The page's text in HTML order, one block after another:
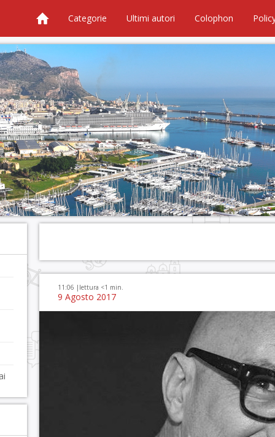
Categorie Ultimi autori Colophon
11:06 | lettura <1 min.
9 Agosto 2017